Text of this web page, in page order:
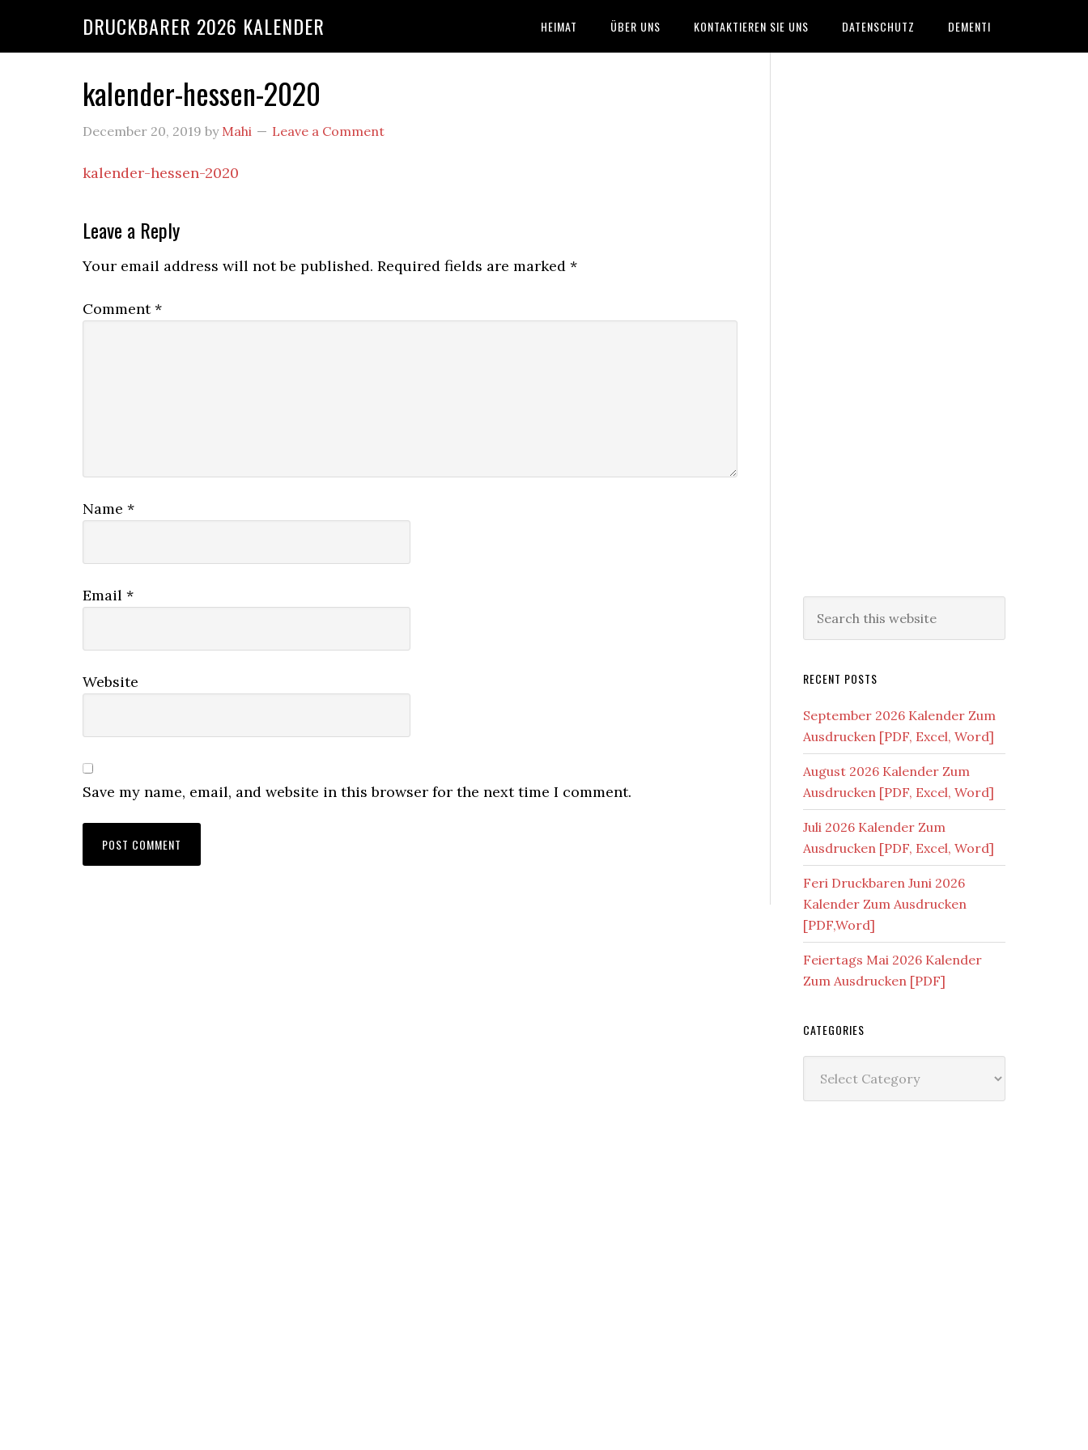
DRUCKBARER 2026 KALENDER HEIMAT ÜBER UNS KONTAKTIEREN SIE UNS DATENSCHUTZ DEMENTI
kalender-hessen-2020
December 20, 2019 by Mahi Leave a Comment
kalender-hessen-2020
Leave a Reply
Your email address will not be published. Required fields are marked *
Comment*
Name *
Email *
Website
Save my name, email, and website in this browser for the next time I comment.
RECENT POSTS
September 2026 Kalender Zum
Ausdrucken [PDF, Excel, Word]
August 2026 Kalender Zum
Ausdrucken [PDF, Excel, Word]
Juli 2026 Kalender Zum
Ausdrucken [PDF, Excel, Word]
Feri Druckbaren Juni 2026
Kalender Zum Ausdrucken
[PDF,Word]
Feiertags Mai 2026 Kalender
Zum Ausdrucken [PDF]
CATEGORIES